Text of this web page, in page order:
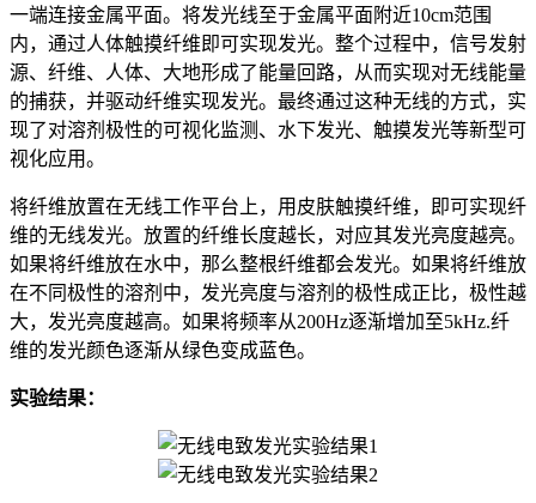
一端连接金属平面。将发光线至于金属平面附近10cm范围
内，通过人体触摸纤维即可实现发光。整个过程中，信号发射
源、纤维、人体、大地形成了能量回路，从而实现对无线能量
的捕获，并驱动纤维实现发光。最终通过这种无线的方式，实
现了对溶剂极性的可视化监测、水下发光、触摸发光等新型可
视化应用。
将纤维放置在无线工作平台上，用皮肤触摸纤维，即可实现纤
维的无线发光。放置的纤维长度越长，对应其发光亮度越亮。
如果将纤维放在水中，那么整根纤维都会发光。如果将纤维放
在不同极性的溶剂中，发光亮度与溶剂的极性成正比，极性越
大，发光亮度越高。如果将频率从200Hz逐渐增加至5kHz.纤
维的发光颜色逐渐从绿色变成蓝色。
实验结果：